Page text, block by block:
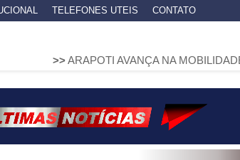
TELEFONES UTEIS CONTATO
ARAPOTI AVANÇA NA MOBILIDADE